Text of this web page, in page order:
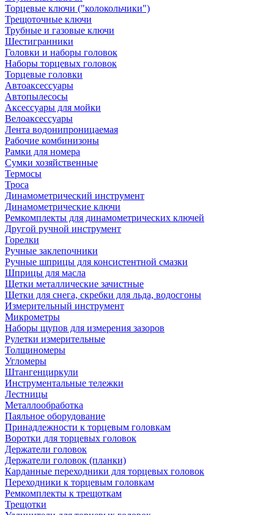
Торцевые ключи ("колокольчики")
Трещоточные ключи
Трубные и газовые ключи
Шестигранники
Головки и наборы головок
Наборы торцевых головок
Торцевые головки
Автоаксессуары
Автопылесосы
Аксессуары для мойки
Велоаксессуары
Лента водонипроницаемая
Рабочие комбинизоны
Рамки для номера
Сумки хозяйственные
Термосы
Троса
Динамометрический инструмент
Динамометрические ключи
Ремкомплекты для динамометрических ключей
Другой ручной инструмент
Горелки
Ручные заклепочники
Ручные шприцы для консистентной смазки
Шприцы для масла
Щетки металлические зачистные
Щетки для снега, скребки для льда, водосгоны
Измерительный инструмент
Микрометры
Наборы щупов для измерения зазоров
Рулетки измерительные
Толщиномеры
Угломеры
Штангенциркули
Инструментальные тележки
Лестницы
Металлообработка
Паяльное оборудование
Принадлежности к торцевым головкам
Воротки для торцевых головок
Держатели головок
Держатели головок (планки)
Карданные переходники для торцевых головок
Переходники к торцевым головкам
Ремкомплекты к трещоткам
Трещотки